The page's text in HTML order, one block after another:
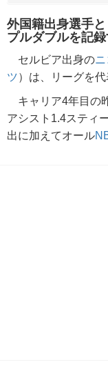
外国籍出身選手
プルダブルを記
セルビア出身の
ツ）は、リーグを
キャリア4年目の
アシスト1.4スティ
出に加えてオール